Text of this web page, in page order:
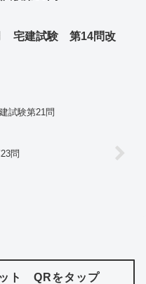
宅建試験 第14問改
試験第21問
問
ト QRをタップ